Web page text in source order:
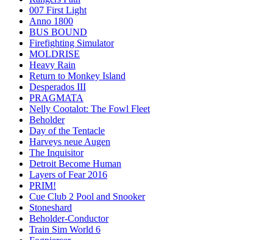
007 First Light
Anno 1800
BUS BOUND
Firefighting Simulator
MOLDRISE
Heavy Rain
Return to Monkey Island
Desperados III
PRAGMATA
Nelly Cootalot: The Fowl Fleet
Beholder
Day of the Tentacle
Harveys neue Augen
The Inquisitor
Detroit Become Human
Layers of Fear 2016
PRIM!
Cue Club 2 Pool and Snooker
Stoneshard
Beholder-Conductor
Train Sim World 6